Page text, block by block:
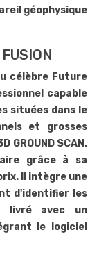
géophysique
célèbre Future
capable
situées dans le
et grosses
GROUND SCAN.
grâce à sa
Il intègre une
d'identifier les
livré avec un
le logiciel